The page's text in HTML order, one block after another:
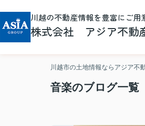
川越の不動産情報を豊富にご用
株式会社 アジア不動
川越市の土地情報ならアジア不
音楽のブログ一覧